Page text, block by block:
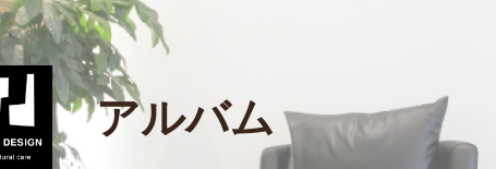
アルバム